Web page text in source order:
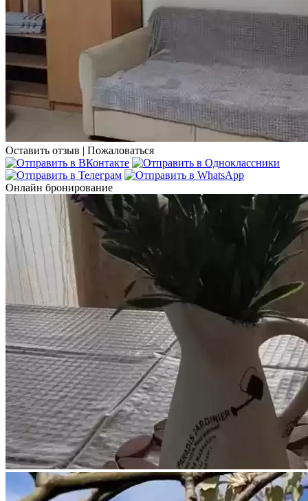
Оставить отзыв | Пожаловаться
Онлайн бронирование